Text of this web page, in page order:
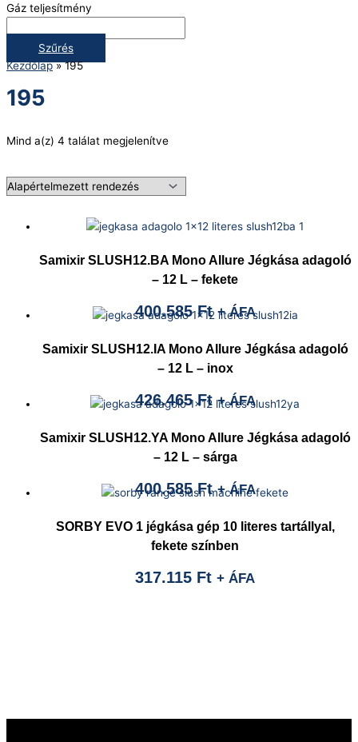
Gáz teljesítmény
Szűrés
Kezdőlap»195
195
Mind a(z) 4 találat megjelenítve
Samixir SLUSH12.BA Mono Allure Jégkása adagoló
– 12 L – fekete
400.585Ft + ÁFA
Samixir SLUSH12.IA Mono Allure Jégkása adagoló
– 12 L – inox
426.465Ft + ÁFA
Samixir SLUSH12.YA Mono Allure Jégkása adagoló
– 12 L – sárga
400.585Ft + ÁFA
SORBY EVO 1 jégkása gép 10 literes tartállyal,
fekete színben
317.115 Ft + ÁFA